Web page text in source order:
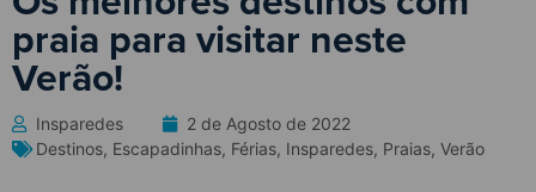
praia para visitar neste
Verão!
Insparedes
2 de Agosto de 2022
Destinos, Escapadinhas, Férias, Insparedes, Praias, Verão